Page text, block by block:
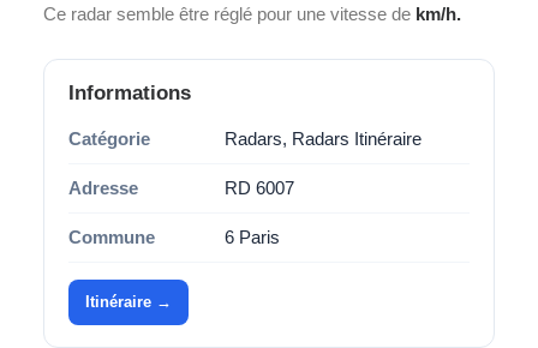
Ce radar semble être réglé pour une vitesse de km/h.
Informations
Catégorie Radars, Radars Itinéraire
Adresse RD 6007
Commune 6 Paris
Itinéraire →